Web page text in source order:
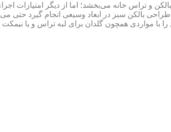
و تراس خانه می‌بخشد؛ اما از دیگر امتیازات
بالکن سبز در ابعاد وسیعی انجام گیرد حتی
را با مواردی همچون گلدان برای لبه تراس و یا